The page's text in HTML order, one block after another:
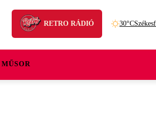
RETRO RÁDIÓ 30°C